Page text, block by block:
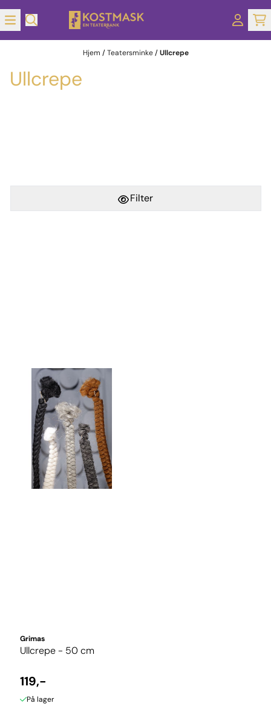
Hopp til innhold
Hjem /Teatersminke/Ullcrepe
Ullcrepe
Filter
Grimas
Ullcrepe - 50 cm
119,-
På lager